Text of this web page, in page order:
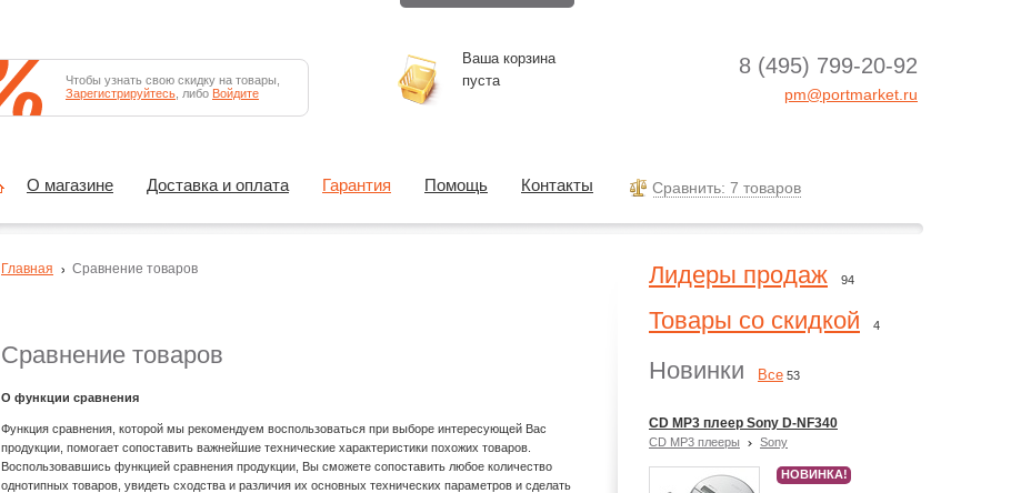
Сравнение товаров
О функции сравнения
Функция сравнения, которой мы рекомендуем воспользоваться при выборе интересующей Вас
продукции, помогает сопоставить важнейшие технические характеристики похожих товаров.
Воспользовавшись функцией сравнения продукции, Вы сможете сопоставить любое количество
однотипных товаров, увидеть сходства и различия их основных технических параметров и сделать
Главная Сравнение товаров Лидеры продаж 94
Товары со скидкой 4
Новинки Все 53
CD MP3 плеер Sony D-NF340
CD MP3 плееры Sony
НОВИНКА!
Чтобы узнать свою скидку на товары,
Зарегистрируйтесь , либо Войдите
Ваша корзина
пуста
8 (495) 799-20-92
pm@portmarket.ru
О магазине Доставка и оплата Гарантия Помощь Контакты Cравнить: 7 товаров